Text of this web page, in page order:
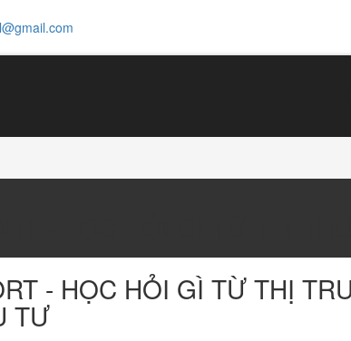
- HỌC HỎI GÌ TỪ THỊ
TƯ